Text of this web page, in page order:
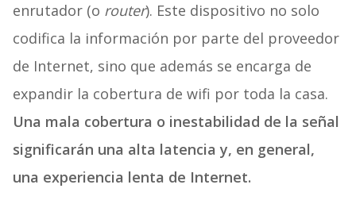
enrutador (o router). Este dispositivo no solo
codifica la información por parte del proveedor
de Internet, sino que además se encarga de
expandir la cobertura de wifi por toda la casa.
Una mala cobertura o inestabilidad de la señal
significarán una alta latencia y, en general,
una experiencia lenta de Internet.